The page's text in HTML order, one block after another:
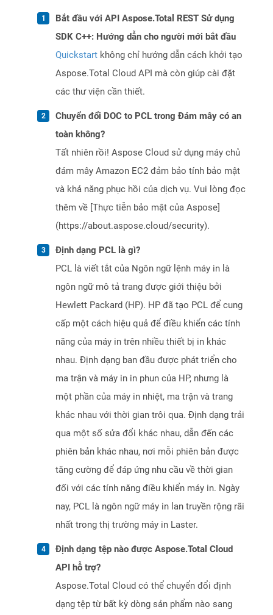
Bắt đầu với API Aspose.Total REST Sử dụng
SDK C++: Hướng dẫn cho người mới bắt đầu
Quickstart không chỉ hướng dẫn cách khởi tạo
Aspose.Total Cloud API mà còn giúp cài đặt
các thư viện cần thiết.
Chuyển đổi DOC to PCL trong Đám mây có an
toàn không?
Tất nhiên rồi! Aspose Cloud sử dụng máy chủ
đám mây Amazon EC2 đảm bảo tính bảo mật
và khả năng phục hồi của dịch vụ. Vui lòng đọc
thêm về [Thực tiễn bảo mật của Aspose]
(https://about.aspose.cloud/security).
Định dạng PCL là gì?
PCL là viết tắt của Ngôn ngữ lệnh máy in là
ngôn ngữ mô tả trang được giới thiệu bởi
Hewlett Packard (HP). HP đã tạo PCL để cung
cấp một cách hiệu quả để điều khiển các tính
năng của máy in trên nhiều thiết bị in khác
nhau. Định dạng ban đầu được phát triển cho
ma trận và máy in in phun của HP, nhưng là
một phần của máy in nhiệt, ma trận và trang
khác nhau với thời gian trôi qua. Định dạng trải
qua một số sửa đổi khác nhau, dẫn đến các
phiên bản khác nhau, nơi mỗi phiên bản được
tăng cường để đáp ứng nhu cầu về thời gian
đối với các tính năng điều khiển máy in. Ngày
nay, PCL là ngôn ngữ máy in lan truyền rộng rãi
nhất trong thị trường máy in Laster.
Định dạng tệp nào được Aspose.Total Cloud
API hỗ trợ?
Aspose.Total Cloud có thể chuyển đổi định
dạng tệp từ bất kỳ dòng sản phẩm nào sang